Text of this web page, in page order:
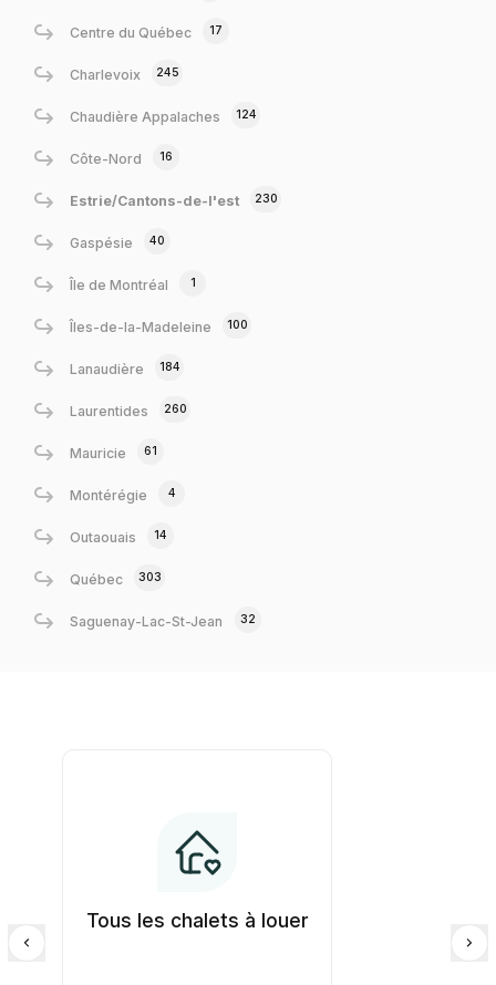
Centre du Québec 17
Charlevoix 245
Chaudière Appalaches 124
Côte-Nord 16
Estrie/Cantons-de-l'est 230
Gaspésie 40
Île de Montréal 1
Îles-de-la-Madeleine 100
Lanaudière 184
Laurentides 260
Mauricie 61
Montérégie 4
Outaouais 14
Québec 303
Saguenay-Lac-St-Jean 32
Tous les chalets à louer